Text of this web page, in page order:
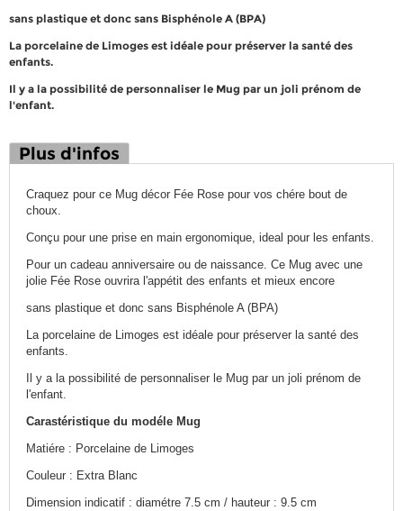
sans plastique et donc sans Bisphénole A (BPA)
La porcelaine de Limoges est idéale pour préserver la santé des
enfants.
Il y a la possibilité de personnaliser le Mug par un joli prénom de
l'enfant.
Plus d'infos
Craquez pour ce Mug décor Fée Rose pour vos chére bout de
choux.
Conçu pour une prise en main ergonomique, ideal pour les enfants.
Pour un cadeau anniversaire ou de naissance. Ce Mug avec une
jolie Fée Rose ouvrira l'appétit des enfants et mieux encore
sans plastique et donc sans Bisphénole A (BPA)
La porcelaine de Limoges est idéale pour préserver la santé des
enfants.
Il y a la possibilité de personnaliser le Mug par un joli prénom de
l'enfant.
Carastéristique du modéle Mug
Matiére : Porcelaine de Limoges
Couleur : Extra Blanc
Dimension indicatif : diamétre 7.5 cm / hauteur : 9.5 cm